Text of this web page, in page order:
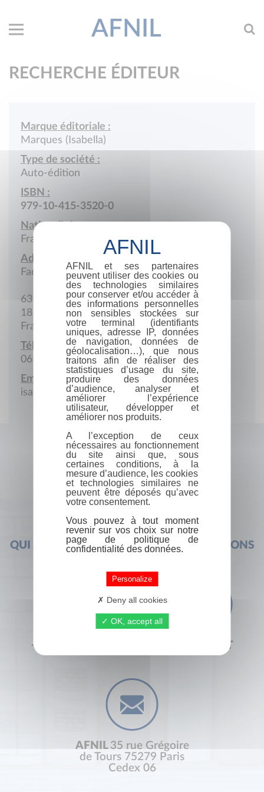
AFNIL
RECHERCHE ÉDITEUR
Marque éditoriale :
Marques (Isabella)
Type de société :
Auto-édition
ISBN :
979-10-415-3520-0
Nationalité :
France
Adresse :
Facturation
632 Chemin de Fumée
18170 Maisonnais
France
Téléphone portable :
06 49 10 46 95
Email :
isabella.marques@atelier444.com
QUI SOMMES-NOUS ? FOIRE AUX QUESTIONS
+33 (0) 1 44 41 29 19 CONTACT
AFNIL 35 rue Grégoire
de Tours 75279 Paris
Cedex 06
AFNIL et ses partenaires
peuvent utiliser des cookies ou
des technologies similaires
pour conserver et/ou accéder à
des informations personnelles
non sensibles stockées sur
votre terminal (identifiants
uniques, adresse IP, données
de navigation, données de
géolocalisation…), que nous
traitons afin de réaliser des
statistiques d’usage du site,
produire des données
d’audience, analyser et
améliorer l’expérience
utilisateur, développer et
améliorer nos produits.
A l’exception de ceux
nécessaires au fonctionnement
du site ainsi que, sous
certaines conditions, à la
mesure d’audience, les cookies
et technologies similaires ne
peuvent être déposés qu’avec
votre consentement.
Vous pouvez à tout moment
revenir sur vos choix sur notre
page de politique de
confidentialité des données.
Personalize
Deny all cookies
OK, accept all